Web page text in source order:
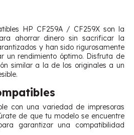
HP CF259A / CF259X son la
ahorrar dinero sin sacrificar la
y han sido rigurosamente
un rendimiento óptimo. Disfruta de
similar a la de los originales a un
con una variedad de impresoras
de que tu modelo se encuentre
garantizar una compatibilidad